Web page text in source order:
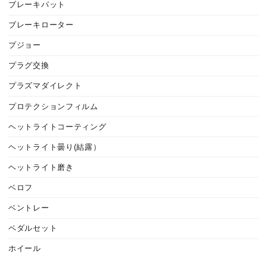
ブレーキパット
ブレーキローター
プジョー
プラグ交換
プラズマダイレクト
プロテクションフィルム
ヘットライトコーティング
ヘットライト曇り(結露）
ヘットライト磨き
ベロフ
ベントレー
ペダルセット
ホイール